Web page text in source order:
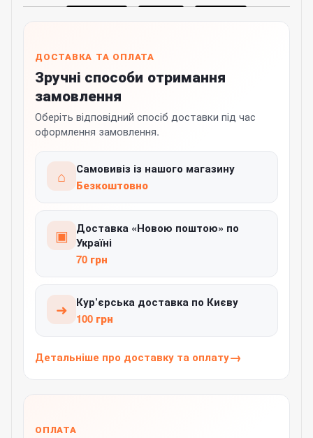
ДОСТАВКА ТА ОПЛАТА
Зручні способи отримання
замовлення
Оберіть відповідний спосіб доставки під час
оформлення замовлення.
⌂
Самовивіз із нашого магазину
Безкоштовно
▣
Доставка «Новою поштою» по
Україні
70 грн
➜
Кур’єрська доставка по Києву
100 грн
Детальніше про доставку та оплату
ОПЛАТА